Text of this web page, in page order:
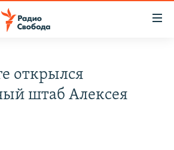
открылся
штаб Алексея